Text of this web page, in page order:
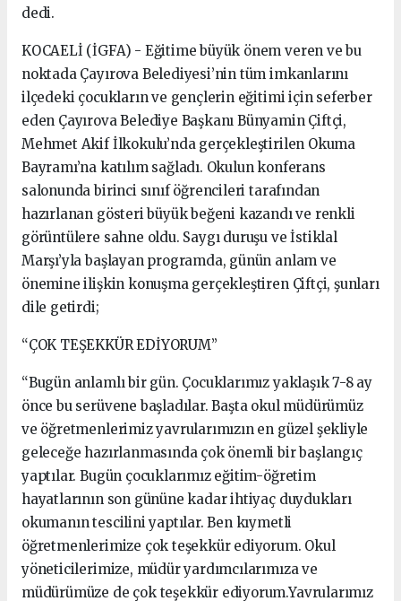
dedi.
KOCAELİ (İGFA) - Eğitime büyük önem veren ve bu
noktada Çayırova Belediyesi’nin tüm imkanlarını
ilçedeki çocukların ve gençlerin eğitimi için seferber
eden Çayırova Belediye Başkanı Bünyamin Çiftçi,
Mehmet Akif İlkokulu’nda gerçekleştirilen Okuma
Bayramı’na katılım sağladı. Okulun konferans
salonunda birinci sınıf öğrencileri tarafından
hazırlanan gösteri büyük beğeni kazandı ve renkli
görüntülere sahne oldu. Saygı duruşu ve İstiklal
Marşı’yla başlayan programda, günün anlam ve
önemine ilişkin konuşma gerçekleştiren Çiftçi, şunları
dile getirdi;
“ÇOK TEŞEKKÜR EDİYORUM”
“Bugün anlamlı bir gün. Çocuklarımız yaklaşık 7-8 ay
önce bu serüvene başladılar. Başta okul müdürümüz
ve öğretmenlerimiz yavrularımızın en güzel şekliyle
geleceğe hazırlanmasında çok önemli bir başlangıç
yaptılar. Bugün çocuklarımız eğitim-öğretim
hayatlarının son gününe kadar ihtiyaç duydukları
okumanın tescilini yaptılar. Ben kıymetli
öğretmenlerimize çok teşekkür ediyorum. Okul
yöneticilerimize, müdür yardımcılarımıza ve
müdürümüze de çok teşekkür ediyorum.Yavrularımız